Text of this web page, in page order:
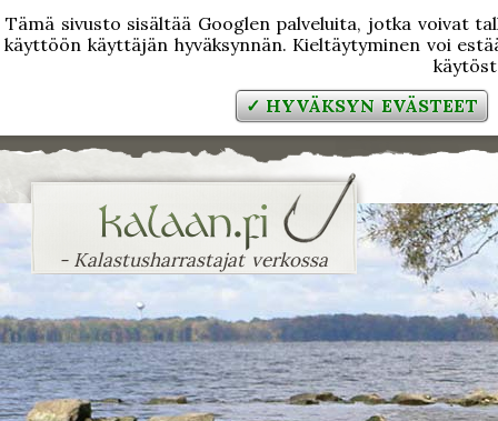
Tämä sivusto sisältää Googlen palveluita, jotka voivat
käyttöön käyttäjän hyväksynnän. Kieltäytyminen voi
✓ HYVÄKSYN EVÄSTEET
- Kalastusharrastajat verkossa